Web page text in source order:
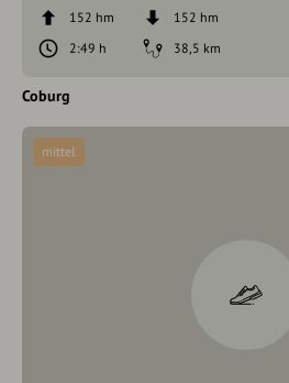
152 hm
152 hm
2:49 h
38,5 km
Coburg
mittel